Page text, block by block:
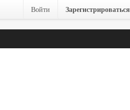
Войти Зарегистрироваться